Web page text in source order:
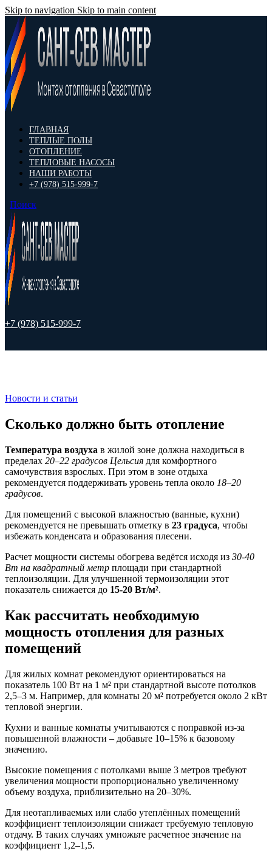
Skip to navigation Skip to main content
ГЛАВНАЯ
ТЕПЛЫЕ ПОЛЫ
ОТОПЛЕНИЕ
ТЕПЛОВЫЕ НАСОСЫ
НАШИ РАБОТЫ
+7 (978) 515-999-7
Поиск
+7 (978) 515-999-7
Новости и статьи
Сколько должно быть отопление
Температура воздуха в жилой зоне должна находиться в
пределах 20–22 градусов Цельсия для комфортного
самочувствия взрослых. При этом в зоне отдыха
рекомендуется поддерживать уровень тепла около 18–20
градусов.
Для помещений с высокой влажностью (ванные, кухни)
рекомендуется не превышать отметку в 23 градуса, чтобы
избежать конденсата и образования плесени.
Расчет мощности системы обогрева ведётся исходя из 30-40
Вт на квадратный метр площади при стандартной
теплоизоляции. Для улучшенной термоизоляции этот
показатель снижается до 15-20 Вт/м².
Как рассчитать необходимую
мощность отопления для разных
помещений
Для жилых комнат рекомендуют ориентироваться на
показатель 100 Вт на 1 м² при стандартной высоте потолков
2,5–3 м. Например, для комнаты 20 м² потребуется около 2 кВт
тепловой энергии.
Кухни и ванные комнаты учитываются с поправкой из-за
повышенной влажности – добавьте 10–15% к базовому
значению.
Высокие помещения с потолками выше 3 метров требуют
увеличения мощности пропорционально увеличенному
объему воздуха, приблизительно на 20–30%.
Для неотапливаемых или слабо утеплённых помещений
коэффициент теплоизоляции снижает требуемую тепловую
отдачу. В таких случаях умножьте расчетное значение на
коэффициент 1,2–1,5.